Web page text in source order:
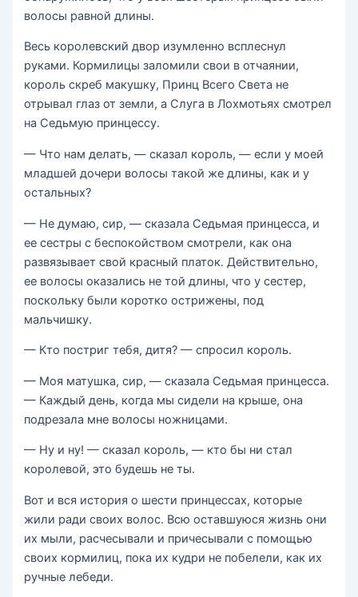
волосы равной длины.
Весь королевский двор изумленно всплеснул
руками. Кормилицы заломили свои в отчаянии,
король скреб макушку, Принц Всего Света не
отрывал глаз от земли, а Слуга в Лохмотьях смотрел
на Седьмую принцессу.
— Что нам делать, — сказал король, — если у моей
младшей дочери волосы такой же длины, как и у
остальных?
— Не думаю, сир, — сказала Седьмая принцесса, и
ее сестры с беспокойством смотрели, как она
развязывает свой красный платок. Действительно,
ее волосы оказались не той длины, что у сестер,
поскольку были коротко острижены, под
мальчишку.
— Кто постриг тебя, дитя? — спросил король.
— Моя матушка, сир, — сказала Седьмая принцесса.
— Каждый день, когда мы сидели на крыше, она
подрезала мне волосы ножницами.
— Ну и ну! — сказал король, — кто бы ни стал
королевой, это будешь не ты.
Вот и вся история о шести принцессах, которые
жили ради своих волос. Всю оставшуюся жизнь они
их мыли, расчесывали и причесывали с помощью
своих кормилиц, пока их кудри не побелели, как их
ручные лебеди.